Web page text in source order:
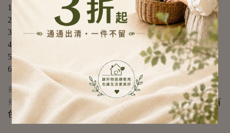
1.尺寸：貼片-約22*7.5cm；本體-約寬18*深13.5*高24.2cm
2.材質：本體-304不鏽鋼；貼片-PVC+無痕膠
3.重量：約270g/組(含貼片)
4.荷重：5~6kg(光滑平整牆面)
5.產地：台灣
6.適用：直徑18~40cm鍋蓋
※商品為人工丈量略有誤差，請以實品為準。
※網頁圖片因拍攝關係或螢幕設定不同而會與實際商品略有
色差，請以實際收到商品為準。